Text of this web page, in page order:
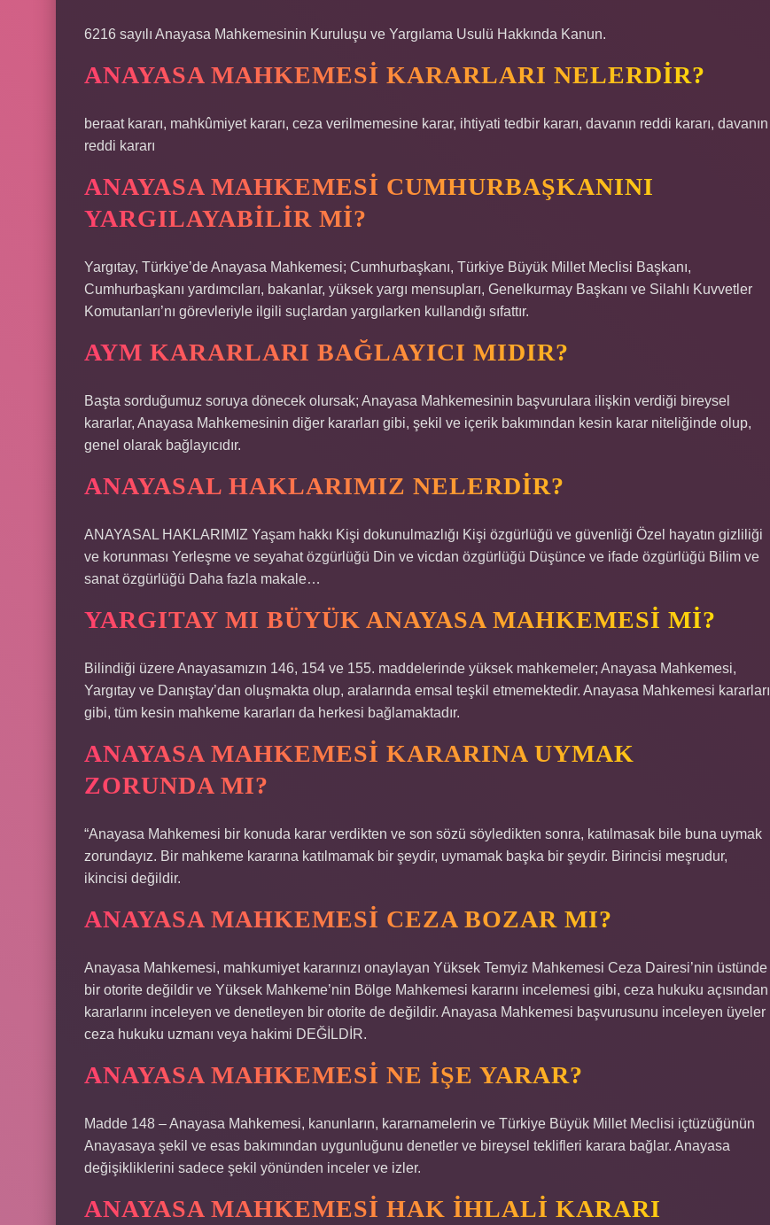
6216 sayılı Anayasa Mahkemesinin Kuruluşu ve Yargılama Usulü Hakkında Kanun.
ANAYASA MAHKEMESI KARARLARI NELERDIR?
beraat kararı, mahkûmiyet kararı, ceza verilmemesine karar, ihtiyati tedbir kararı, davanın reddi kararı, davanın
reddi kararı
ANAYASA MAHKEMESI CUMHURBAŞKANINI
YARGILAYABILIR MI?
Yargıtay, Türkiye’de Anayasa Mahkemesi; Cumhurbaşkanı, Türkiye Büyük Millet Meclisi Başkanı,
Cumhurbaşkanı yardımcıları, bakanlar, yüksek yargı mensupları, Genelkurmay Başkanı ve Silahlı Kuvvetler
Komutanları’nı görevleriyle ilgili suçlardan yargılarken kullandığı sıfattır.
AYM KARARLARI BAĞLAYICI MIDIR?
Başta sorduğumuz soruya dönecek olursak; Anayasa Mahkemesinin başvurulara ilişkin verdiği bireysel
kararlar, Anayasa Mahkemesinin diğer kararları gibi, şekil ve içerik bakımından kesin karar niteliğinde olup,
genel olarak bağlayıcıdır.
ANAYASAL HAKLARIMIZ NELERDIR?
ANAYASAL HAKLARIMIZ Yaşam hakkı Kişi dokunulmazlığı Kişi özgürlüğü ve güvenliği Özel hayatın gizliliği
ve korunması Yerleşme ve seyahat özgürlüğü Din ve vicdan özgürlüğü Düşünce ve ifade özgürlüğü Bilim ve
sanat özgürlüğü Daha fazla makale…
YARGITAY MI BÜYÜK ANAYASA MAHKEMESI MI?
Bilindiği üzere Anayasamızın 146, 154 ve 155. maddelerinde yüksek mahkemeler; Anayasa Mahkemesi,
Yargıtay ve Danıştay’dan oluşmakta olup, aralarında emsal teşkil etmemektedir. Anayasa Mahkemesi kararları
gibi, tüm kesin mahkeme kararları da herkesi bağlamaktadır.
ANAYASA MAHKEMESI KARARINA UYMAK
ZORUNDA MI?
“Anayasa Mahkemesi bir konuda karar verdikten ve son sözü söyledikten sonra, katılmasak bile buna uymak
zorundayız. Bir mahkeme kararına katılmamak bir şeydir, uymamak başka bir şeydir. Birincisi meşrudur,
ikincisi değildir.
ANAYASA MAHKEMESI CEZA BOZAR MI?
Anayasa Mahkemesi, mahkumiyet kararınızı onaylayan Yüksek Temyiz Mahkemesi Ceza Dairesi’nin üstünde
bir otorite değildir ve Yüksek Mahkeme’nin Bölge Mahkemesi kararını incelemesi gibi, ceza hukuku açısından
kararlarını inceleyen ve denetleyen bir otorite de değildir. Anayasa Mahkemesi başvurusunu inceleyen üyeler
ceza hukuku uzmanı veya hakimi DEĞİLDİR.
ANAYASA MAHKEMESI NE IŞE YARAR?
Madde 148 – Anayasa Mahkemesi, kanunların, kararnamelerin ve Türkiye Büyük Millet Meclisi içtüzüğünün
Anayasaya şekil ve esas bakımından uygunluğunu denetler ve bireysel teklifleri karara bağlar. Anayasa
değişikliklerini sadece şekil yönünden inceler ve izler.
ANAYASA MAHKEMESI HAK IHLALI KARARI